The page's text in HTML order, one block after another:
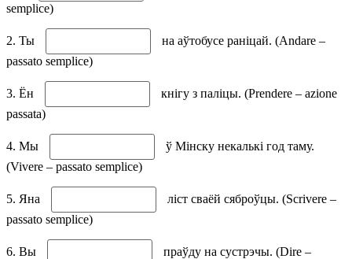
semplice)
2. Ты
на аўтобусе раніцай. (Andare –
passato semplice)
3. Ён
кнігу з паліцы. (Prendere – azione
passata)
4. Мы
ў Мінску некалькі год таму.
(Vivere – passato semplice)
5. Яна
ліст сваёй сяброўцы. (Scrivere –
passato semplice)
6. Вы
праўду на сустрэчы. (Dire –